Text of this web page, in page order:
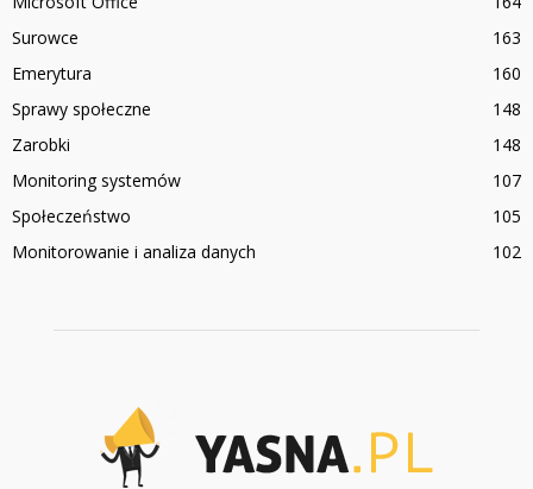
Surowce
163
Emerytura
160
Sprawy społeczne
148
Zarobki
148
Monitoring systemów
107
Społeczeństwo
105
Monitorowanie i analiza danych
102